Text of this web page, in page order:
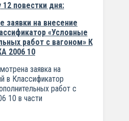
12 повестки дня:
заявки на внесение
«Условные
работ с вагоном» К
2006 10
заявка на
в Классификатор
работ с
10 в части